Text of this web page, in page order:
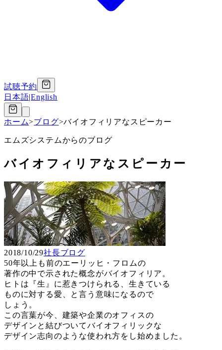
試聴予約
日本語|English
ホーム>ブログ>バイオフィリアなスピーカー
エムズシステムからのブログ
バイオフィリアなスピーカー
2018/10/29社長ブログ
50年以上も前のエーリッヒ・フロムの
著作の中で示された概念がバイオフィリア。
ヒトは『生』に惹きつけられる、生きている
ものに対する愛、と言う意味になるので
しょう。
この言葉が今、建築や企業のオフィスの
デザインと結びついてバイオフィリックな
デザイン志向のような使われ方をし始めました。